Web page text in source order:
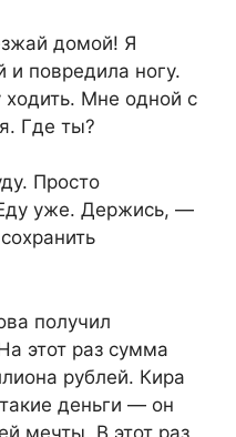
домой! Я
и повредила ногу.
Мне одной с
Где ты?
Просто
уже. Держись, —
получил
этот раз сумма
рублей. Кира
деньги — он
мечты. В этот раз